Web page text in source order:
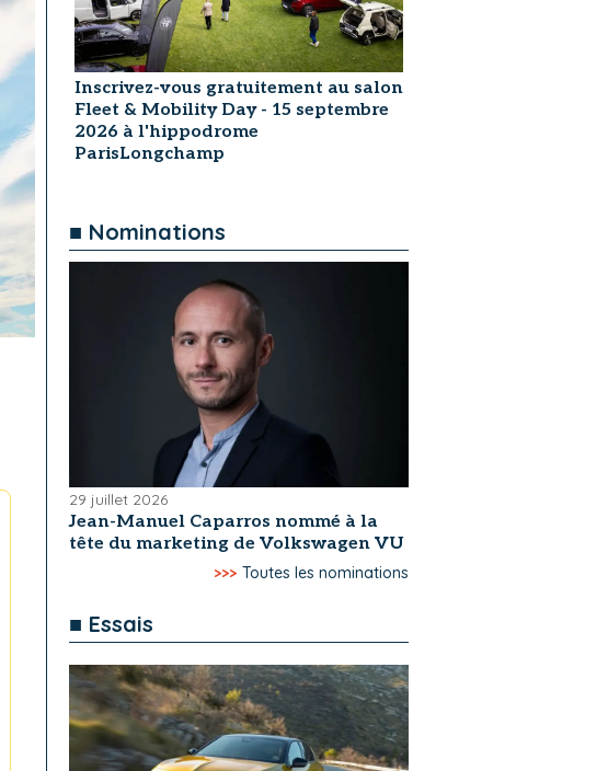
Inscrivez-vous gratuitement au salon
Fleet & Mobility Day - 15 septembre
2026 à l'hippodrome
ParisLongchamp
■ Nominations
29 juillet 2026
Jean-Manuel Caparros nommé à la
tête du marketing de Volkswagen VU
>>> Toutes les nominations
■ Essais